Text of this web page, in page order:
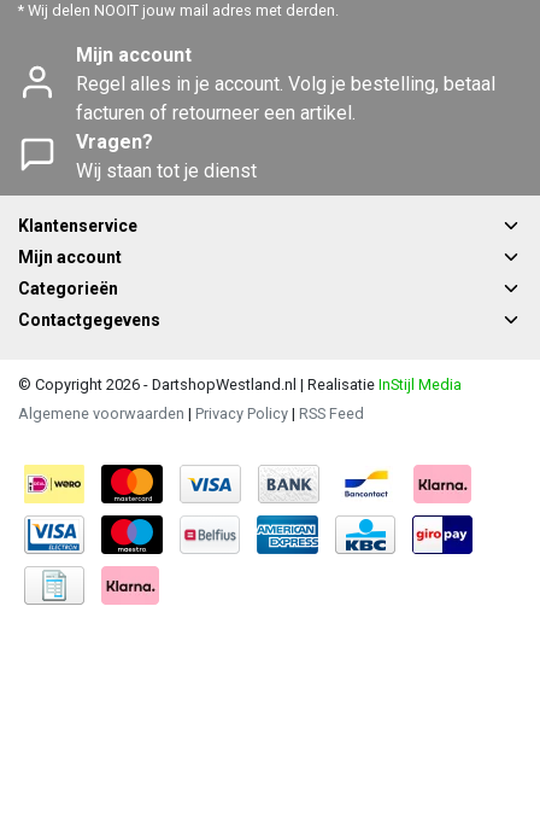
* Wij delen NOOIT jouw mail adres met derden.
Mijn account
Regel alles in je account. Volg je bestelling, betaal
facturen of retourneer een artikel.
Vragen?
Wij staan tot je dienst
Klantenservice
Mijn account
Categorieën
Contactgegevens
© Copyright 2026 - DartshopWestland.nl | Realisatie InStijl Media
Algemene voorwaarden | Privacy Policy | RSS Feed